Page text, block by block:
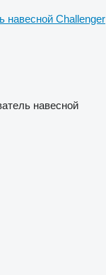
навесной Challenger
навесной